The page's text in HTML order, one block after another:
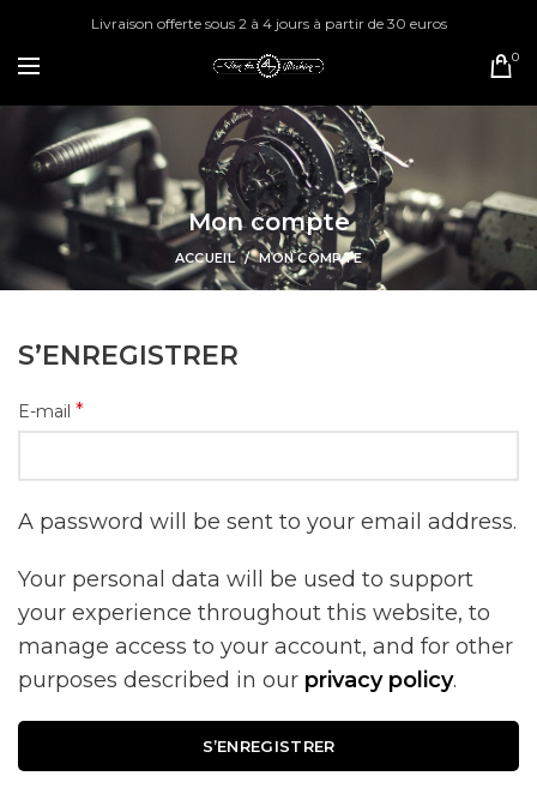
Livraison offerte sous 2 à 4 jours à partir de 30 euros
0
Mon compte
ACCUEIL MON COMPTE
S’ENREGISTRER
E-mail *
A password will be sent to your email address.
Your personal data will be used to support
your experience throughout this website, to
manage access to your account, and for other
purposes described in our privacy policy.
S’ENREGISTRER